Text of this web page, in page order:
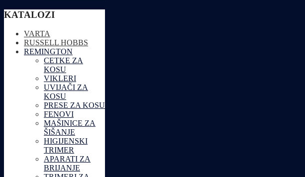
KATALOZI
VARTA
RUSSELL HOBBS
REMINGTON
CETKE ZA
KOSU
VIKLERI
UVIJAČI ZA
KOSU
PRESE ZA KOSU
FENOVI
MAŠINICE ZA
ŠIŠANJE
HIGIJENSKI
TRIMER
APARATI ZA
BRIJANJE